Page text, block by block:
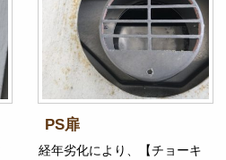
PS扉
経年劣化により、【チョーキ